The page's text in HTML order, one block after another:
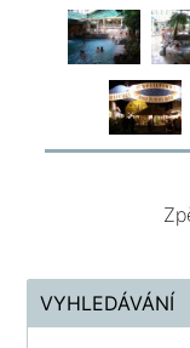
VYHLEDÁVÁNÍ